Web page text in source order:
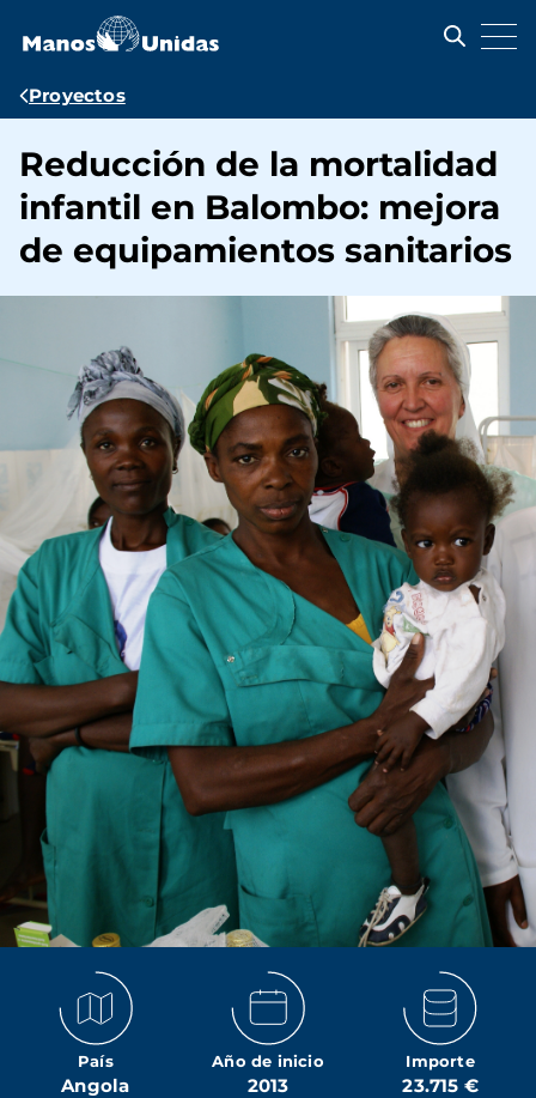
contenido
Ruta
navegación
Proyectos
Reducción de la mortalidad
infantil en Balombo: mejora
de equipamientos sanitarios
País
Angola
Año de inicio
2013
Importe
23.715 €